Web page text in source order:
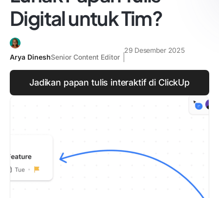
Digital untuk Tim?
Arya DineshSenior Content Editor
29 Desember 2025
Jadikan papan tulis interaktif di ClickUp